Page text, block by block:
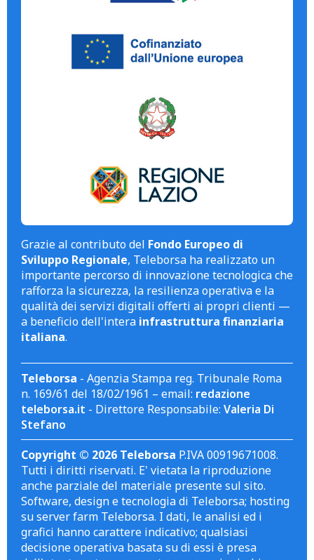
Grazie al contributo del Fondo Europeo di
Sviluppo Regionale, Teleborsa ha realizzato un
importante percorso di innovazione tecnologica che
rafforza la sicurezza, la resilienza operativa e la
qualità dei servizi digitali offerti ai propri clienti —
a beneficio dell'intera infrastruttura finanziaria
italiana.
Teleborsa - Agenzia Stampa reg. Tribunale Roma
n. 169/61 del 18/02/1961 – email: redazione
teleborsa.it - Direttore Responsabile: Valeria Di
Stefano
Copyright © 2026 Teleborsa P.IVA 00919671008.
Tutti i diritti riservati. E' vietata la riproduzione
anche parziale del materiale presente sul sito.
Software, design e tecnologia di Teleborsa; hosting
su server farm Teleborsa. I dati, le analisi ed i
grafici hanno carattere indicativo; qualsiasi
decisione operativa basata su di essi è presa